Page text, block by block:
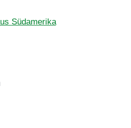
Südamerika